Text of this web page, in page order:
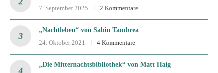
7. September 2025
2 Kommentare
„Nachtleben“ von Sabin Tambrea
24. Oktober 2021
4 Kommentare
„Die Mitternachtsbibliothek“ von Matt Haig